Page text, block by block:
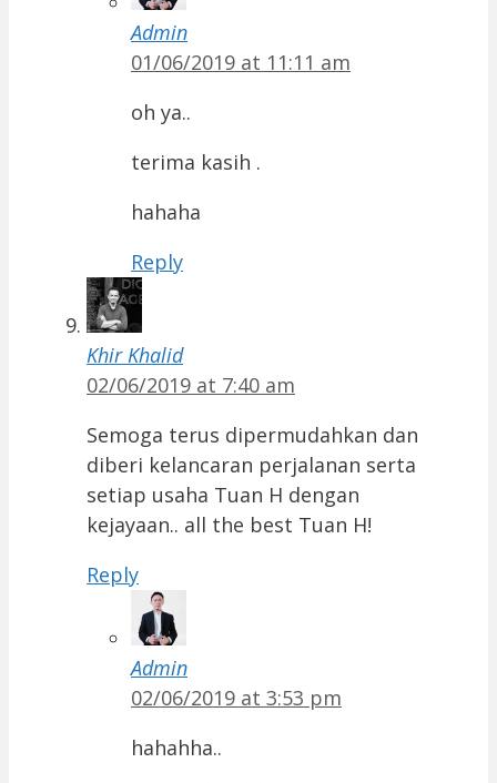
Admin
01/06/2019 at 11:11 am
oh ya..
terima kasih .
hahaha
Reply
Khir Khalid
02/06/2019 at 7:40 am
Semoga terus dipermudahkan dan
diberi kelancaran perjalanan serta
setiap usaha Tuan H dengan
kejayaan.. all the best Tuan H!
Reply
Admin
02/06/2019 at 3:53 pm
hahahha..